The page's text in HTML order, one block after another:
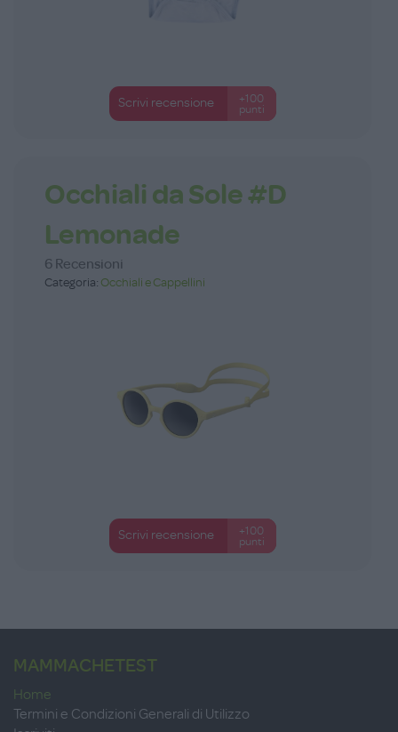
Scrivi recensione
+100
punti
Occhiali da Sole #D
Lemonade
6 Recensioni
Categoria: Occhiali e Cappellini
Scrivi recensione
+100
punti
MAMMACHETEST
Home
Termini e Condizioni Generali di Utilizzo